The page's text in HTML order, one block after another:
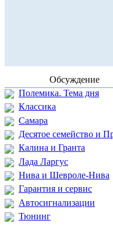
Обсуждение
Полемика. Тема дня
Классика
Самара
Десятое семейство и
Калина и Гранта
Лада Ларгус
Нива и Шевроле-Нива
Гарантия и сервис
Автосигнализации
Тюнинг